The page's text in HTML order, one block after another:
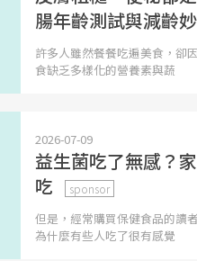
腸年齡測試與減齡
許多人雖然餐餐吃遍美食，卻
食缺乏多樣化的營養素與蔬
2026-07-09
益生菌吃了無感？
吃
sponsor
但是，經常購買保健食品的讀
為什麼有些人吃了很有感覺